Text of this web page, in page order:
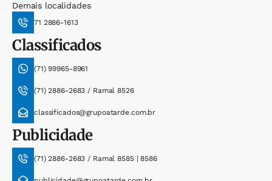
Demais localidades
71 2886-1613
Classificados
(71) 99965-8961
(71) 2886-2683 / Ramal 8526
classificados@grupoatarde.com.br
Publicidade
(71) 2886-2683 / Ramal 8585 | 8586